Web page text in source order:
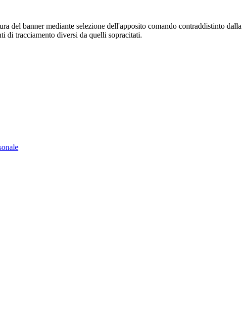
del banner mediante selezione dell'apposito comando contraddistinto
di tracciamento diversi da quelli sopracitati.